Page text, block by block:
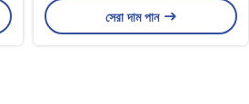
সেরা দাম পান